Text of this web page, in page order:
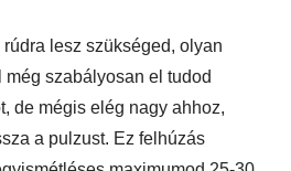
lesz szükséged, olyan
szabályosan el tudod
de mégis elég nagy ahhoz,
a pulzust. Ez felhúzás